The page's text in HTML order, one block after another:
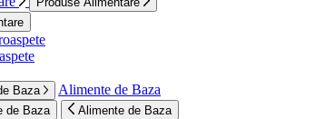
Baza Alimente de Baza
de Baza Alimente de Baza